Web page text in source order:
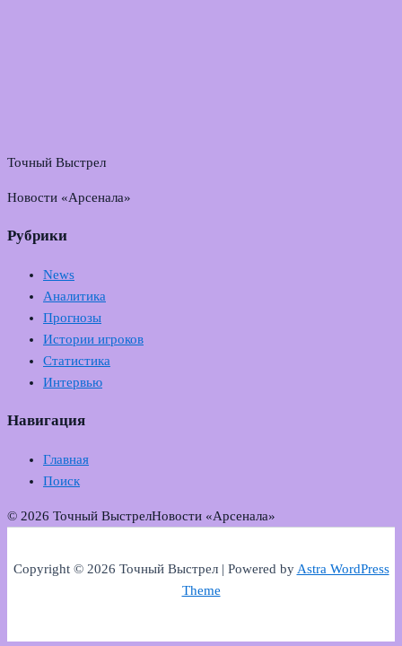
Точный Выстрел
Новости «Арсенала»
Рубрики
News
Аналитика
Прогнозы
Истории игроков
Статистика
Интервью
Навигация
Главная
Поиск
© 2026 Точный ВыстрелНовости «Арсенала»
Copyright © 2026 Точный Выстрел | Powered byAstra WordPress
Theme